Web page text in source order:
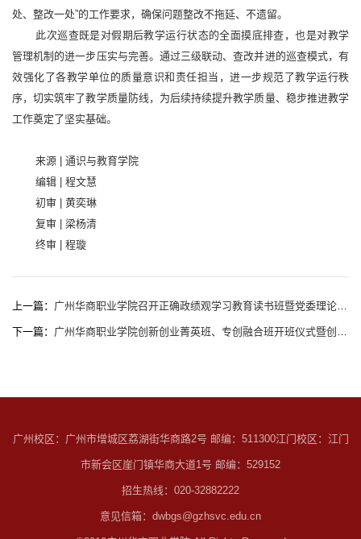
处、整改一处”的工作要求，确保问题整改不拖延、不遗留。
此次巡查既是对假期后教学运行状态的全面摸底排查，也是对教学
管理机制的进一步压实与完善。通过三级联动、查改并进的巡查模式，有
效强化了各教学单位的质量意识和责任担当，进一步规范了教学运行秩
序，切实筑牢了教学质量防线，为后续持续提升教学质量、稳步推进教学
工作奠定了坚实基础。
来源 | 通识与教育学院
编辑 | 程文慧
初审 | 黄奕琳
复审 | 梁杨清
终审 | 程璇
上一篇： 广州华商职业学院召开正确政绩观学习教育读书班暨党委理论学习中心组（扩大）会议
下一篇： 广州华商职业学院创新创业菁英班、专创融合班开班仪式暨创业专题讲座圆满举行
广州校区：广州市增城区荔湖街华商路2号 邮编：511300江门校区：江门
市新会区崖门镇华商大道1号 邮编：529152
招生热线：020-32882222
意见信箱：dwbgs@gzhsvc.edu.cn